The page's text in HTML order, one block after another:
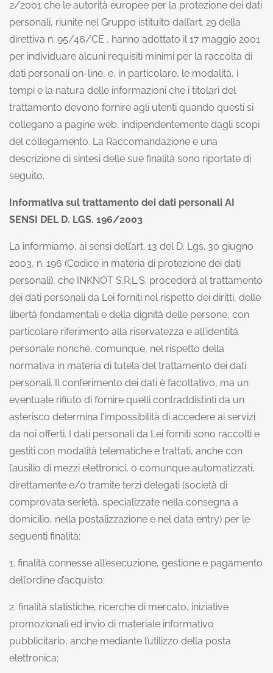
2/2001 che le autorità europee per la protezione dei dati
personali, riunite nel Gruppo istituito dall’art. 29 della
direttiva n. 95/46/CE , hanno adottato il 17 maggio 2001
per individuare alcuni requisiti minimi per la raccolta di
dati personali on-line, e, in particolare, le modalità, i
tempi e la natura delle informazioni che i titolari del
trattamento devono fornire agli utenti quando questi si
collegano a pagine web, indipendentemente dagli scopi
del collegamento. La Raccomandazione e una
descrizione di sintesi delle sue finalità sono riportate di
seguito.
Informativa sul trattamento dei dati personali AI
SENSI DEL D. LGS. 196/2003
La informiamo, ai sensi dell’art. 13 del D. Lgs. 30 giugno
2003, n. 196 (Codice in materia di protezione dei dati
personali), che INKNOT S.R.L.S. procederà al trattamento
dei dati personali da Lei forniti nel rispetto dei diritti, delle
libertà fondamentali e della dignità delle persone, con
particolare riferimento alla riservatezza e all’identità
personale nonché, comunque, nel rispetto della
normativa in materia di tutela del trattamento dei dati
personali. Il conferimento dei dati è facoltativo, ma un
eventuale rifiuto di fornire quelli contraddistinti da un
asterisco determina l’impossibilità di accedere ai servizi
da noi offerti. I dati personali da Lei forniti sono raccolti e
gestiti con modalità telematiche e trattati, anche con
l’ausilio di mezzi elettronici, o comunque automatizzati,
direttamente e/o tramite terzi delegati (società di
comprovata serietà, specializzate nella consegna a
domicilio, nella postalizzazione e nel data entry) per le
seguenti finalità:
1. finalità connesse all’esecuzione, gestione e pagamento
dell’ordine d’acquisto;
2. finalità statistiche, ricerche di mercato, iniziative
promozionali ed invio di materiale informativo
pubblicitario, anche mediante l’utilizzo della posta
elettronica;